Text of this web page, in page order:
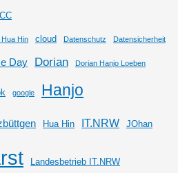
Hin cloud Datenschutz Datensicherheit
Day Dorian Dorian Hanjo Loeben
google
Hanjo
Hua Hin IT.NRW JOhan
Landesbetrieb IT.NRW